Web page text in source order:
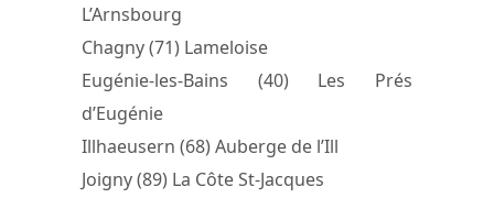
L’Arnsbourg
Chagny (71) Lameloise
Eugénie-les-Bains (40) Les Prés
d’Eugénie
Illhaeusern (68) Auberge de l’Ill
Joigny (89) La Côte St-Jacques